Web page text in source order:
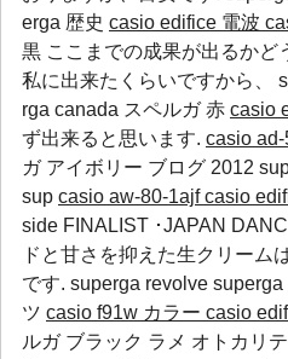
erga 歴史 casio edifice 電波
黒 ここまでの成果が出るかど
私に出来たくらいですから、
rga canada スペルガ 赤 casio
ず出来ると思います. casio ad-
ガ アイボリー ブログ 2012
sup casio aw-80-1ajfcasio
side FINALIST ･JAPAN
ドと甘さを抑えた生クリーム
です. superga revolve superga
ツ casio f91w カラー casio
ルガ ブラック ラメ オトカリ